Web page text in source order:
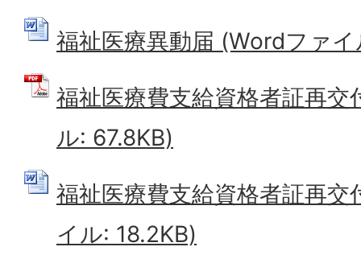
福祉医療異動届 (Wordファ
福祉医療費支給資格者証再交
ル: 67.8KB)
福祉医療費支給資格者証再
イル: 18.2KB)